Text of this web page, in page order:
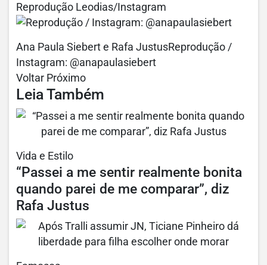
Reprodução Leodias/Instagram
Ana Paula Siebert e Rafa JustusReprodução /
Instagram: @anapaulasiebert
Voltar Próximo
Leia Também
Vida e Estilo
“Passei a me sentir realmente bonita
quando parei de me comparar”, diz
Rafa Justus